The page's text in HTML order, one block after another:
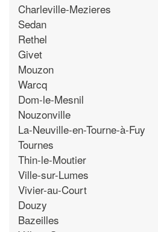
Charleville-Mezieres
Sedan
Rethel
Givet
Mouzon
Warcq
Dom-le-Mesnil
Nouzonville
La-Neuville-en-Tourne-à-Fuy
Tournes
Thin-le-Moutier
Ville-sur-Lumes
Vivier-au-Court
Douzy
Bazeilles